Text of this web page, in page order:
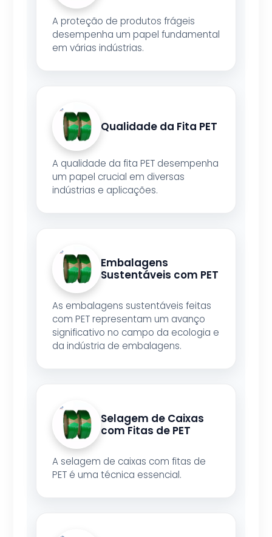
A proteção de produtos frágeis
desempenha um papel fundamental
em várias indústrias.
Qualidade da Fita PET
A qualidade da fita PET desempenha
um papel crucial em diversas
indústrias e aplicações.
Embalagens
Sustentáveis com PET
As embalagens sustentáveis feitas
com PET representam um avanço
significativo no campo da ecologia e
da indústria de embalagens.
Selagem de Caixas
com Fitas de PET
A selagem de caixas com fitas de
PET é uma técnica essencial.